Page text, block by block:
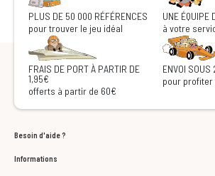
PLUS DE 50 000 RÉFÉRENCES
pour trouver le jeu idéal
UNE ÉQUIPE
à votre
FRAIS DE PORT À PARTIR DE
1,95€
offerts à partir de 60€
ENVOI SOUS
pour
Besoin d'aide ?
Informations